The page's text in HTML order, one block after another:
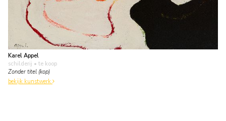
Karel Appel
schilderij • te koop
Zonder titel (kop)
bekijk kunstwerk